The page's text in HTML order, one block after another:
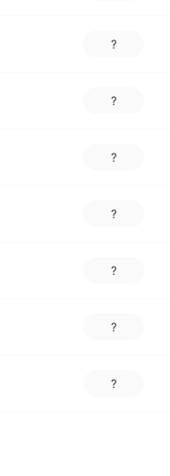
?
?
?
?
?
?
?